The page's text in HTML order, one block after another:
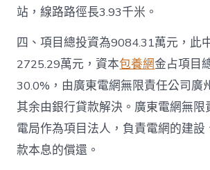
站，線路路徑長3.93千米。
四、項目總投資為9084.31萬元，此
2725.29萬元，資本包養網金占項目
30.0%，由廣東電網無限責任公司廣
其余由銀行貸款解決。廣東電網無限
電局作為項目法人，負責電網的建設
款本息的償還。